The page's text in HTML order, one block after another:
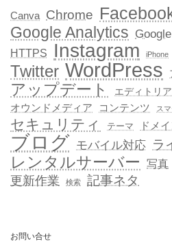
Canva Chrome
Google Analytics
HTTPS Instagram iPhone
Twitter WordPress
アップデート エディトリ
オウンドメディア コンテンツ ス
セキュリティ テーマ ドメ
ブログ モバイル対応 ラ
レンタルサーバー 写真
更新作業 検索 記事ネタ
お問い合せ